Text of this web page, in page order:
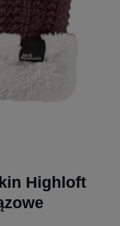
Highloft